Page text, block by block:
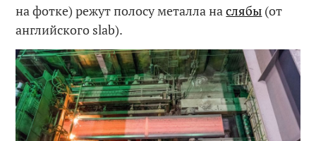
на фотке) режут полосу металла наслябы (от
английского slab).